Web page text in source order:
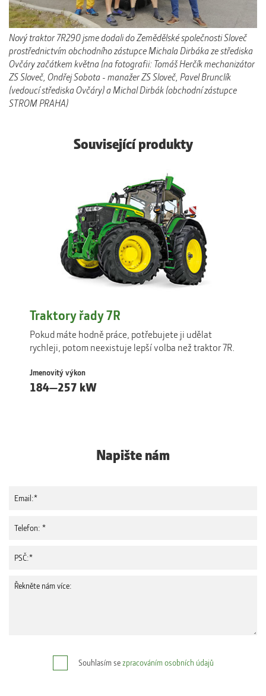
Nový traktor 7R290 jsme dodali do Zemědělské společnosti Sloveč
prostřednictvím obchodního zástupce Michala Dirbáka ze střediska
Ovčáry začátkem května (na fotografii: Tomáš Herčík mechanizátor
ZS Sloveč, Ondřej Sobota - manažer ZS Sloveč, Pavel Brunclík
(vedoucí střediska Ovčáry) a Michal Dirbák (obchodní zástupce
STROM PRAHA)
Související produkty
Traktory řady 7R
Pokud máte hodně práce, potřebujete ji udělat
rychleji, potom neexistuje lepší volba než traktor 7R.
Jmenovitý výkon
184—257 kW
Napište nám
Souhlasím sezpracováním osobních údajů